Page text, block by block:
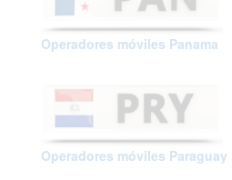
Operadores móviles Panama
Operadores móviles Paraguay